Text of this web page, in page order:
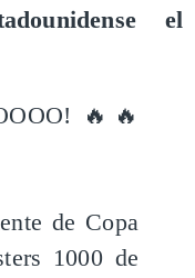
el
🔥🔥
de Copa
1000 de